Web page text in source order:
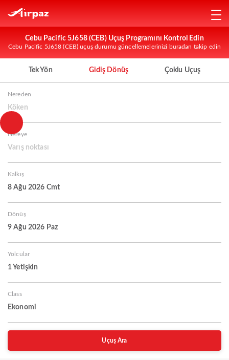
Cebu Pacific 5J658 (CEB) Uçuş Programını Kontrol Edin
Cebu Pacific 5J658 (CEB) uçuş durumu güncellemelerinizi buradan takip edin
Tek Yön Gidiş Dönüş Çoklu Uçuş
Nereden
Köken
Nereye
Varış noktası
Kalkış
8 Ağu 2026 Cmt
Dönüş
9 Ağu 2026 Paz
Yolcular
1 Yetişkin
Class
Ekonomi
Uçuş Ara